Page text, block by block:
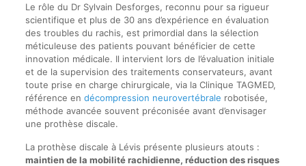
Le rôle du Dr Sylvain Desforges, reconnu pour sa rigueur
scientifique et plus de 30 ans d’expérience en évaluation
des troubles du rachis, est primordial dans la sélection
méticuleuse des patients pouvant bénéficier de cette
innovation médicale. Il intervient lors de l’évaluation initiale
et de la supervision des traitements conservateurs, avant
toute prise en charge chirurgicale, via la Clinique TAGMED,
référence en décompression neurovertébrale robotisée,
méthode avancée souvent préconisée avant d’envisager
une prothèse discale.
La prothèse discale à Lévis présente plusieurs atouts :
maintien de la mobilité rachidienne, réduction des risques